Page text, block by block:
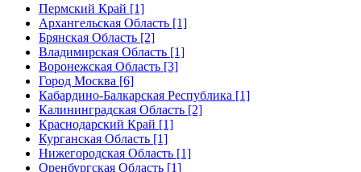
Пермский Край [1]
Архангельская Область [1]
Брянская Область [2]
Владимирская Область [1]
Воронежская Область [3]
Город Москва [6]
Кабардино-Балкарская Республика [1]
Калининградская Область [2]
Краснодарский Край [1]
Курганская Область [1]
Нижегородская Область [1]
Оренбургская Область [1]